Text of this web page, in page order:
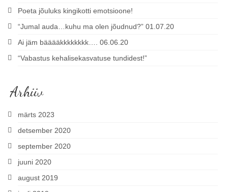
Poeta jõuluks kingikotti emotsioone!
“Jumal auda…kuhu ma olen jõudnud?” 01.07.20
Ai jäm bääääkkkkkkkk…. 06.06.20
“Vabastus kehalisekasvatuse tundidest!”
Arhiiv
märts 2023
detsember 2020
september 2020
juuni 2020
august 2019